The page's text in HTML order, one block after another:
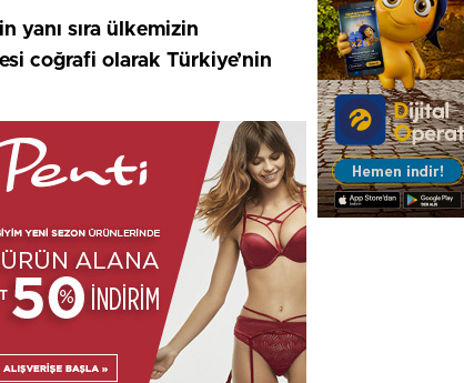
yanı sıra ülkemizin
coğrafi olarak Türkiye’nin